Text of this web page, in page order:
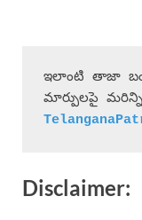
ఇలాంటి తాజా
Disclaimer: